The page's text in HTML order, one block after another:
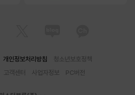
개인정보처리방침
청소년보호정책
고객센터 사업자정보 PC버전